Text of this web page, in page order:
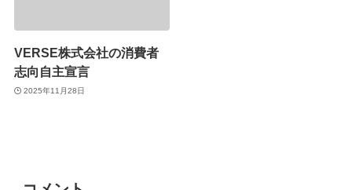
VERSE株式会社の消費者
志向自主宣言
2025年11月28日